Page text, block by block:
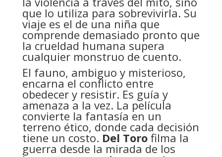
que lo utiliza para sobrevivirla. Su
viaje es el de una niña que
comprende demasiado pronto que
la crueldad humana supera
cualquier monstruo de cuento.
El fauno, ambiguo y misterioso,
encarna el conflicto entre
obedecer y resistir. Es guía y
amenaza a la vez. La película
convierte la fantasía en un
terreno ético, donde cada decisión
tiene un costo. Del Torofilma la
guerra desde la mirada de los